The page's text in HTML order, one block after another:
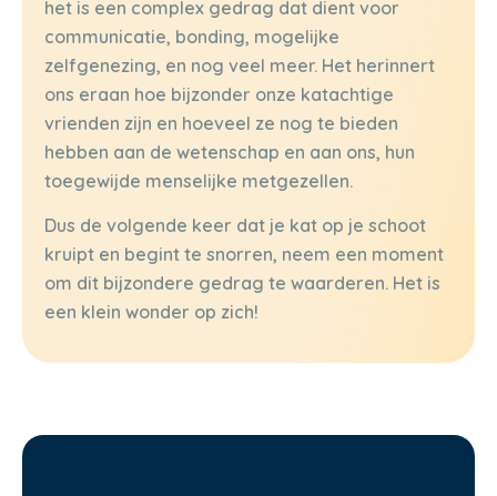
het is een complex gedrag dat dient voor
communicatie, bonding, mogelijke
zelfgenezing, en nog veel meer. Het herinnert
ons eraan hoe bijzonder onze katachtige
vrienden zijn en hoeveel ze nog te bieden
hebben aan de wetenschap en aan ons, hun
toegewijde menselijke metgezellen.
Dus de volgende keer dat je kat op je schoot
kruipt en begint te snorren, neem een moment
om dit bijzondere gedrag te waarderen. Het is
een klein wonder op zich!